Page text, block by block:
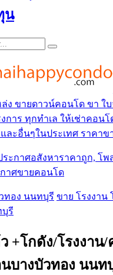
น
ง ขายดาวน์คอนโด ขา ใ
การ ทุกทำเล ให้เช่าคอน
และอื่นๆในประเทศ ราคา
ระกาศอสังหาราคาถูก, โ
าศขายคอนโด
ทอง นนทบุรี ขาย โรงงาน
รี
+โกดัง/โรงงาน
บางบัวทอง นนทบุ